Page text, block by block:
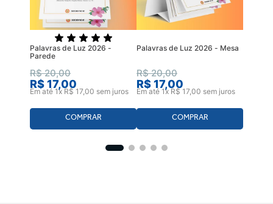
Palavras de Luz 2026 -
Parede
R$ 20,00
R$17,00
Em até1xR$ 17 00 sem juros
Palavras de Luz 2026 - Mesa
R$ 20,00
R$17,00
Em até1xR$ 17 00 sem juros